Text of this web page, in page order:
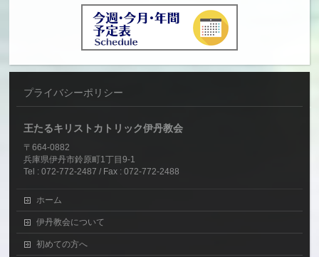
プライバシーポリシー
王たるキリストカトリック伊丹教会
〒664-0882
兵庫県伊丹市鈴原町1丁目9-1
Tel : 072-772-2487 / Fax : 072-772-2488
ホーム
伊丹教会について
初めての方へ